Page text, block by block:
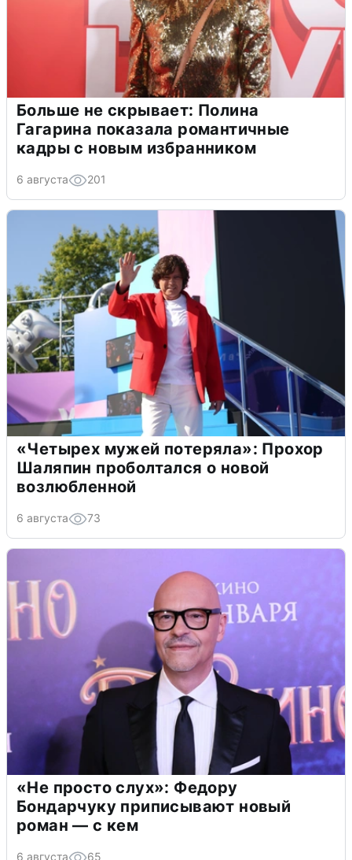
Больше не скрывает: Полина
Гагарина показала романтичные
кадры с новым избранником
6 августа 201
«Четырех мужей потеряла»: Прохор
Шаляпин проболтался о новой
возлюбленной
6 августа 73
«Не просто слух»: Федору
Бондарчуку приписывают новый
роман — с кем
6 августа 65